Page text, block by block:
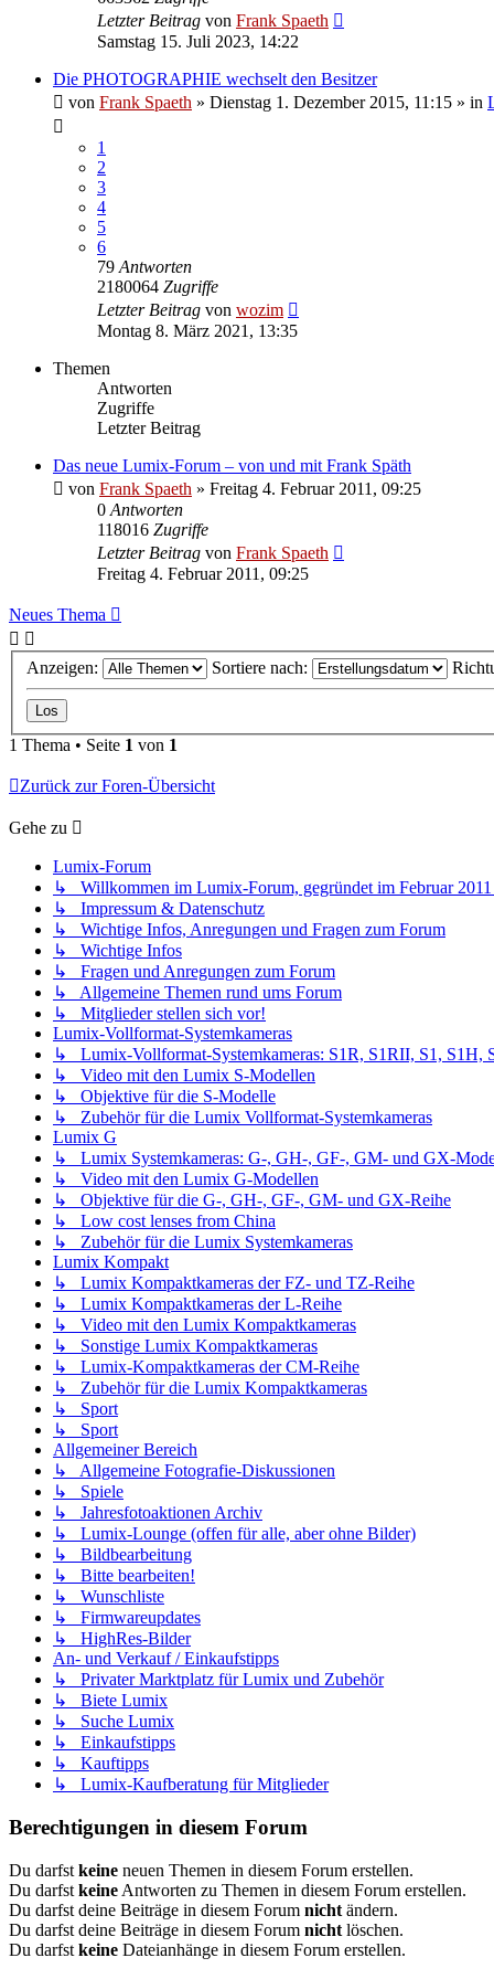
Letzter Beitrag von Frank Spaeth
Samstag 15. Juli 2023, 14:22
Die PHOTOGRAPHIE wechselt den Besitzer
von Frank Spaeth » Dienstag 1. Dezember 2015, 11:15 » in
1
2
3
4
5
6
79 Antworten
2180064 Zugriffe
Letzter Beitrag von wozim
Montag 8. März 2021, 13:35
Themen
Antworten
Zugriffe
Letzter Beitrag
Das neue Lumix-Forum – von und mit Frank Späth
von Frank Spaeth » Freitag 4. Februar 2011, 09:25
0 Antworten
118016 Zugriffe
Letzter Beitrag von Frank Spaeth
Freitag 4. Februar 2011, 09:25
Neues Thema
Anzeigen: Sortiere nach:
1 Thema • Seite 1 von 1
Zurück zur Foren-Übersicht
Gehe zu
Lumix-Forum
↳ Willkommen im Lumix-Forum, gegründet im Februar 2011
↳ Impressum & Datenschutz
↳ Wichtige Infos, Anregungen und Fragen zum Forum
↳ Wichtige Infos
↳ Fragen und Anregungen zum Forum
↳ Allgemeine Themen rund ums Forum
↳ Mitglieder stellen sich vor!
Lumix-Vollformat-Systemkameras
↳ Lumix-Vollformat-Systemkameras: S1R, S1RII, S1, S1H,
↳ Video mit den Lumix S-Modellen
↳ Objektive für die S-Modelle
↳ Zubehör für die Lumix Vollformat-Systemkameras
Lumix G
↳ Lumix Systemkameras: G-, GH-, GF-, GM- und GX-
↳ Video mit den Lumix G-Modellen
↳ Objektive für die G-, GH-, GF-, GM- und GX-Reihe
↳ Low cost lenses from China
↳ Zubehör für die Lumix Systemkameras
Lumix Kompakt
↳ Lumix Kompaktkameras der FZ- und TZ-Reihe
↳ Lumix Kompaktkameras der L-Reihe
↳ Video mit den Lumix Kompaktkameras
↳ Sonstige Lumix Kompaktkameras
↳ Lumix-Kompaktkameras der CM-Reihe
↳ Zubehör für die Lumix Kompaktkameras
↳ Sport
↳ Sport
Allgemeiner Bereich
↳ Allgemeine Fotografie-Diskussionen
↳ Spiele
↳ Jahresfotoaktionen Archiv
↳ Lumix-Lounge (offen für alle, aber ohne Bilder)
↳ Bildbearbeitung
↳ Bitte bearbeiten!
↳ Wunschliste
↳ Firmwareupdates
↳ HighRes-Bilder
An- und Verkauf / Einkaufstipps
↳ Privater Marktplatz für Lumix und Zubehör
↳ Biete Lumix
↳ Suche Lumix
↳ Einkaufstipps
↳ Kauftipps
↳ Lumix-Kaufberatung für Mitglieder
Berechtigungen in diesem Forum
Du darfst keine neuen Themen in diesem Forum erstellen.
Du darfst keine Antworten zu Themen in diesem Forum erstellen.
Du darfst deine Beiträge in diesem Forum nicht ändern.
Du darfst deine Beiträge in diesem Forum nicht löschen.
Du darfst keine Dateianhänge in diesem Forum erstellen.